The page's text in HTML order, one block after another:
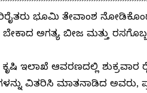
ಭೂಮಿ ತೇವಾಂಶ
ಅಗತ್ಯ ಬೀಜ ಮತ್ತು
ಇಲಾಖೆ ಆವರಣದಲ್ಲಿ ಶುಕ್ರವಾರ
ವಿತರಿಸಿ ಮಾತನಾಡಿದ ಅವರು,